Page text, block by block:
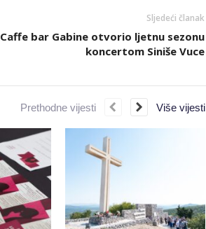
Sljedeći članak
Caffe bar Gabine otvorio ljetnu sezonu
koncertom Siniše Vuce
Prethodne vijesti Više vijesti